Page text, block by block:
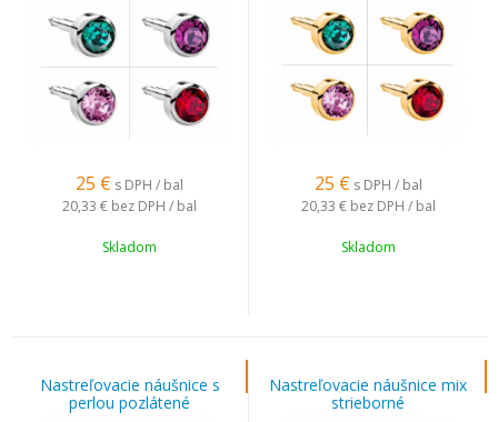
25 € s DPH / bal
20,33 € bez DPH / bal
Skladom
25 € s DPH / bal
20,33 € bez DPH / bal
Skladom
Nastreľovacie náušnice s
perlou pozlátené
Nastreľovacie náušnice mix
strieborné